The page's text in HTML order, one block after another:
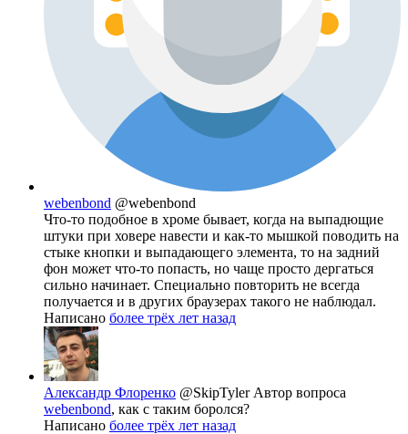
webenbond @webenbond
Что-то подобное в хроме бывает, когда на выпадющие
штуки при ховере навести и как-то мышкой поводить на
стыке кнопки и выпадающего элемента, то на задний
фон может что-то попасть, но чаще просто дергаться
сильно начинает. Специально повторить не всегда
получается и в других браузерах такого не наблюдал.
Написано более трёх лет назад
Александр Флоренко @SkipTyler Автор вопроса
webenbond, как с таким боролся?
Написано более трёх лет назад